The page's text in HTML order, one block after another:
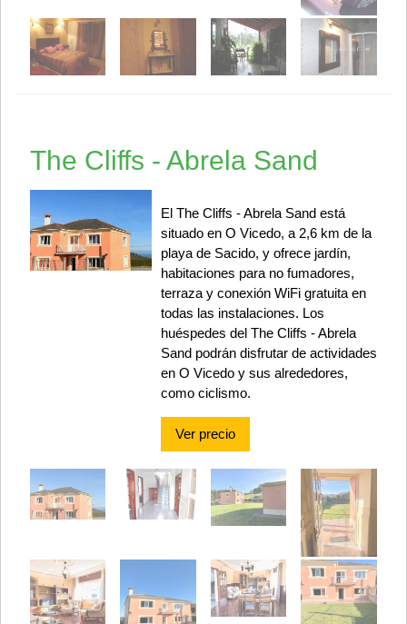
The Cliffs - Abrela Sand
El The Cliffs - Abrela Sand está
situado en O Vicedo, a 2,6 km de la
playa de Sacido, y ofrece jardín,
habitaciones para no fumadores,
terraza y conexión WiFi gratuita en
todas las instalaciones. Los
huéspedes del The Cliffs - Abrela
Sand podrán disfrutar de actividades
en O Vicedo y sus alrededores,
como ciclismo.
Ver precio